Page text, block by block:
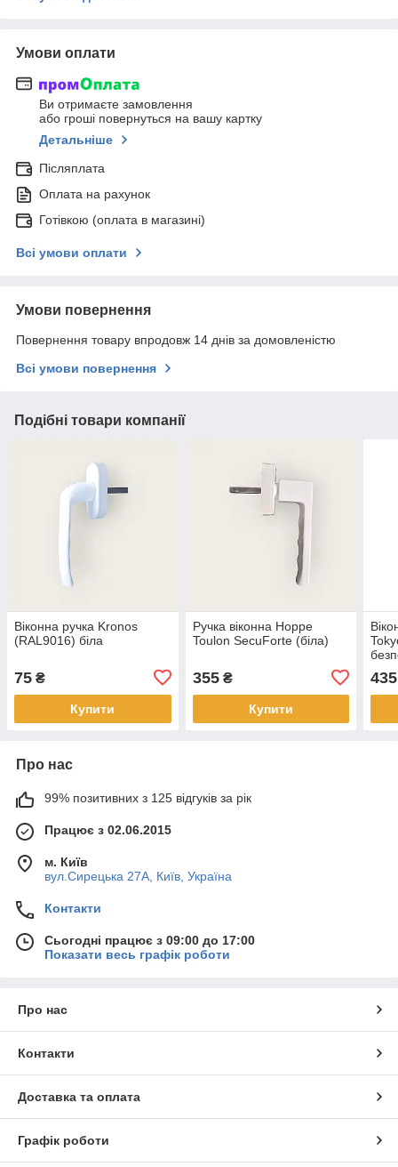
Умови оплати
Ви отримаєте замовлення
або гроші повернуться на вашу картку
Детальніше
Післяплата
Оплата на рахунок
Готівкою (оплата в магазині)
Всі умови оплати
Умови повернення
Повернення товару впродовж 14 днів за домовленістю
Всі умови повернення
Подібні товари компанії
Віконна ручка Kronos
(RAL9016) біла
75 ₴
Купити
Ручка віконна Hoppe
Toulon SecuForte (біла)
355₴
Купити
435
Про нас
99% позитивних з 125 відгуків за рік
Працює з 02.06.2015
м. Київ
вул.Сирецька 27А, Київ, Україна
Контакти
Сьогодні працює з 09:00 до 17:00
Показати весь графік роботи
Про нас
Контакти
Доставка та оплата
Графік роботи